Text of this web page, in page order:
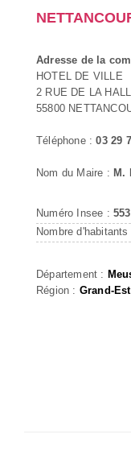
Adresse de la
HOTEL DE VILLE
2 RUE DE LA
55800
Téléphone :03 29
Nom du Maire : M.
Numéro Insee :
Nombre
Département :
Région : Grand-Est